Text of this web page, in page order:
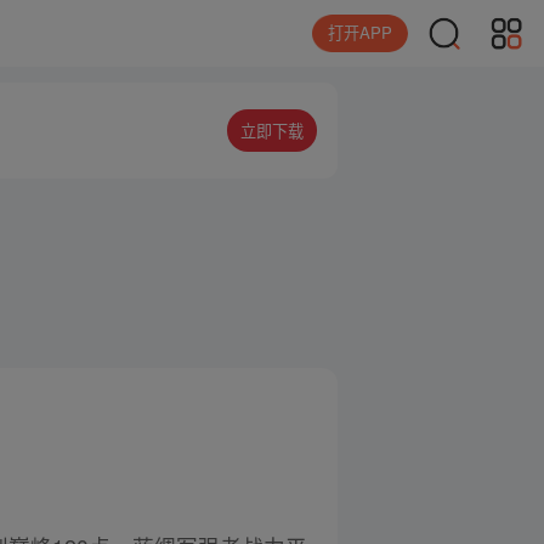
打开APP
立即下载